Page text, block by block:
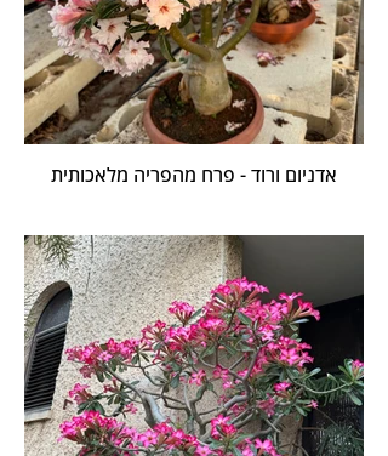
אדניום ורוד - פרח מהפריה מלאכותית